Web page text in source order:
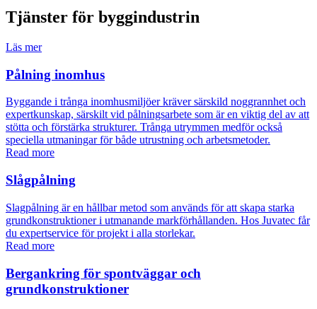
Tjänster för byggindustrin
Läs mer
Pålning inomhus
Byggande i trånga inomhusmiljöer kräver särskild noggrannhet och
expertkunskap, särskilt vid pålningsarbete som är en viktig del av att
stötta och förstärka strukturer. Trånga utrymmen medför också
speciella utmaningar för både utrustning och arbetsmetoder.
Read more
Slågpålning
Slagpålning är en hållbar metod som används för att skapa starka
grundkonstruktioner i utmanande markförhållanden. Hos Juvatec får
du expertservice för projekt i alla storlekar.
Read more
Bergankring för spontväggar och
grundkonstruktioner